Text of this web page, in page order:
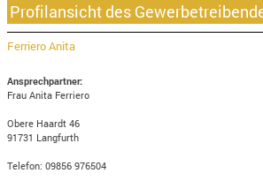
Profilansicht des
Ferriero Anita
Ansprechpartner:
Frau Anita Ferriero
Obere Haardt 46
91731 Langfurth
Telefon: 09856 976504